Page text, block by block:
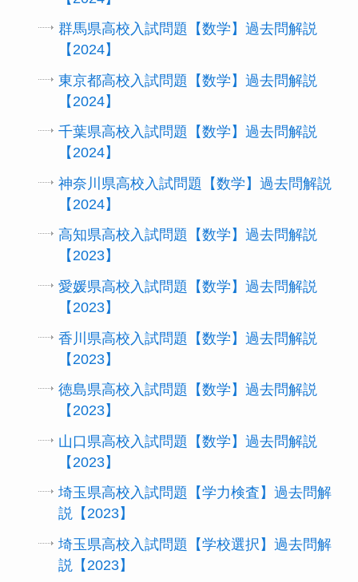
群馬県高校入試問題【数学】過去問解説
【2024】
東京都高校入試問題【数学】過去問解説
【2024】
千葉県高校入試問題【数学】過去問解説
【2024】
神奈川県高校入試問題【数学】過去問解説
【2024】
高知県高校入試問題【数学】過去問解説
【2023】
愛媛県高校入試問題【数学】過去問解説
【2023】
香川県高校入試問題【数学】過去問解説
【2023】
徳島県高校入試問題【数学】過去問解説
【2023】
山口県高校入試問題【数学】過去問解説
【2023】
埼玉県高校入試問題【学力検査】過去問解
説【2023】
埼玉県高校入試問題【学校選択】過去問解
説【2023】